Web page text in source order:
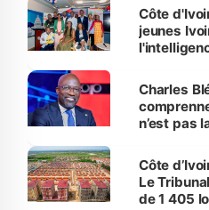
Côte
jeunes
Charles
n’est pas
Côte
Le
de 1 405